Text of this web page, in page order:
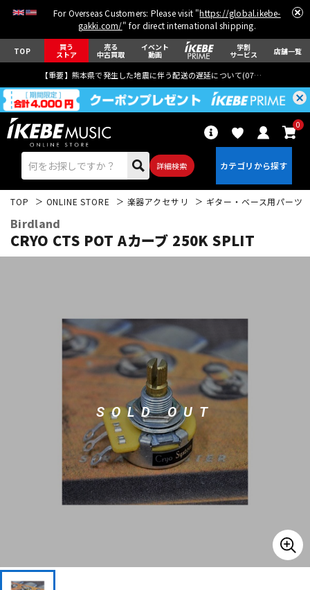
For Overseas Customers: Please visit "https://global.ikebe-
gakki.com/" for direct international shipping.
TOP 買う
ストア
売る
中古買取
イベント
動画
学割
サービス 店舗一覧
【重要】熊本県で発生した地震に伴う配送の遅延について(07月29日
詳細検索
0
ベース
パーカッション
キーボード
管楽器 その他楽器
TOP ONLINE STORE 楽器アクセサリ ギター・ベース用パーツ
Birdland
CRYO CTS POT Aカーブ 250K SPLIT
SOLD OUT